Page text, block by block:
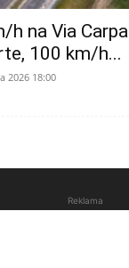
h na Via
100 km/h...
2026 18:00
Reklama